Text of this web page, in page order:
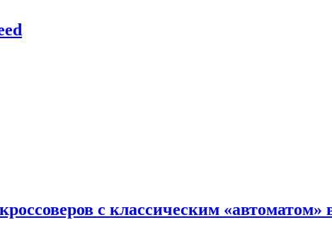
с классическим «автоматом»